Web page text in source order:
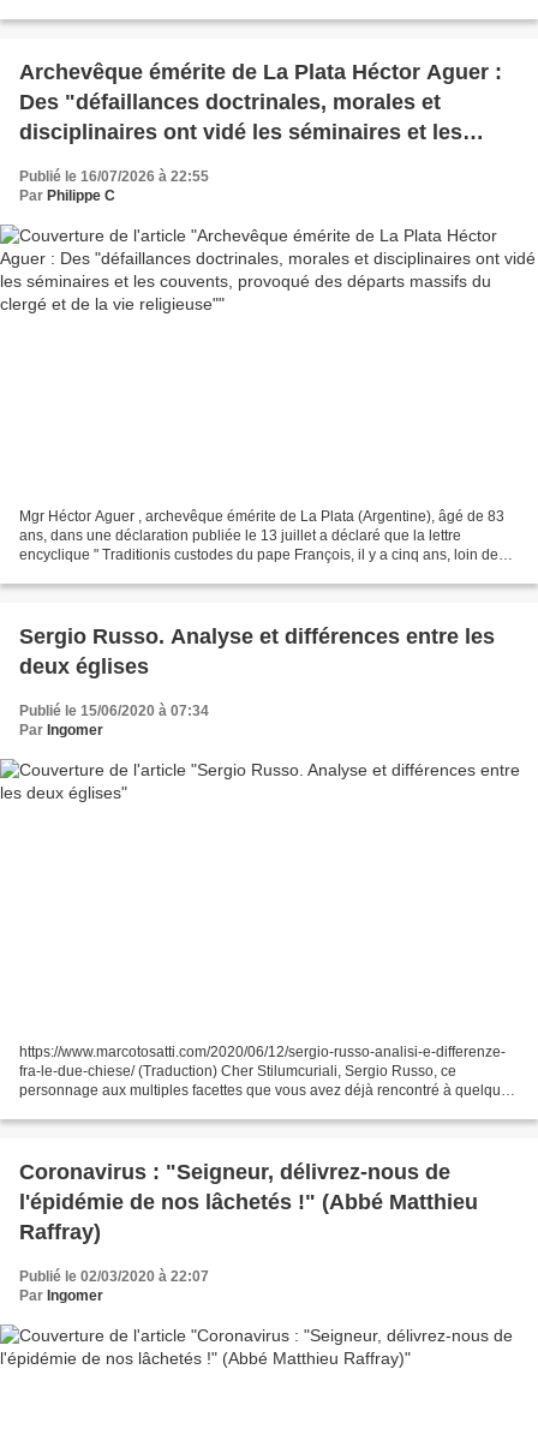
Archevêque émérite de La Plata Héctor Aguer :
Des "défaillances doctrinales, morales et
disciplinaires ont vidé les séminaires et les
clergé et de la vie religieuse"
Publié le 16/07/2026 à 22:55
Par Philippe C
Mgr Héctor Aguer , archevêque émérite de La Plata (Argentine), âgé de 83
ans, dans une déclaration publiée le 13 juillet a déclaré que la lettre
encyclique " Traditionis custodes du pape François, il y a cinq ans, loin de
Sergio Russo. Analyse et différences entre les
deux églises
Publié le 15/06/2020 à 07:34
Par Ingomer
https://www.marcotosatti.com/2020/06/12/sergio-russo-analisi-e-differenze-
fra-le-due-chiese/ (Traduction) Cher Stilumcuriali, Sergio Russo, ce
personnage aux multiples facettes que vous avez déjà rencontré à quelques
Coronavirus : "Seigneur, délivrez-nous de
l'épidémie de nos lâchetés !" (Abbé Matthieu
Raffray)
Publié le 02/03/2020 à 22:07
Par Ingomer